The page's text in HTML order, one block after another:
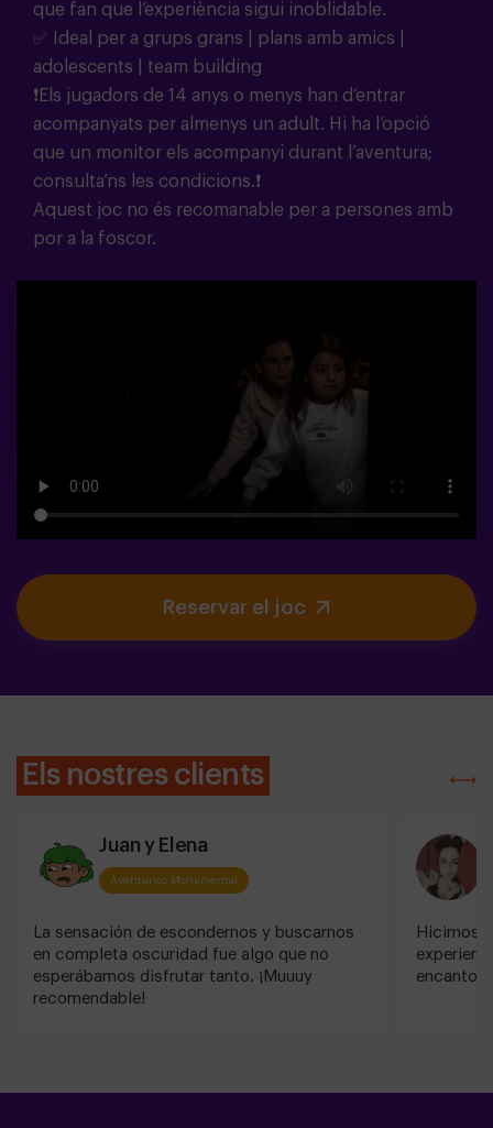
que fan que l’experiència sigui inoblidable.
✅ Ideal per a grups grans | plans amb amics |
adolescents | team building
❗Els jugadors de 14 anys o menys han d’entrar
acompanyats per almenys un adult. Hi ha l’opció
que un monitor els acompanyi durant l’aventura;
consulta’ns les condicions.❗
Aquest joc no és recomanable per a persones amb
por a la foscor.
Reservar el joc
Els nostres clients
Juan y Elena
Aventurico Monumental
La sensación de escondernos y buscarnos
en completa oscuridad fue algo que no
esperábamos disfrutar tanto. ¡Muuuy
recomendable!
Hicimos
encanto